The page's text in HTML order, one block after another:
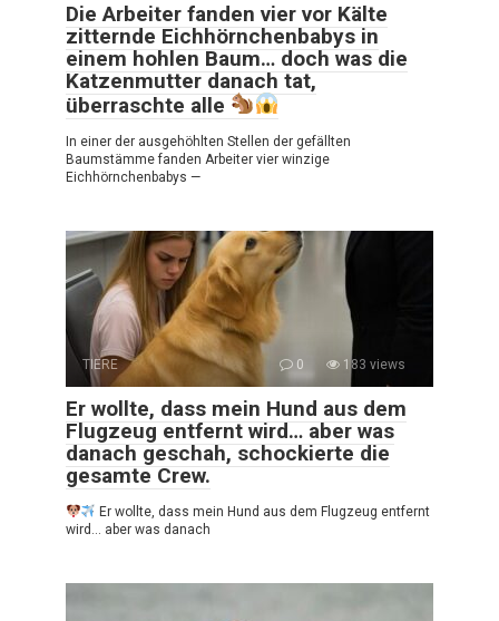
Die Arbeiter fanden vier vor Kälte
zitternde Eichhörnchenbabys in
einem hohlen Baum… doch was die
Katzenmutter danach tat,
überraschte alle
In einer der ausgehöhlten Stellen der gefällten
Baumstämme fanden Arbeiter vier winzige
Eichhörnchenbabys —
TIERE 0 183 views
Er wollte, dass mein Hund aus dem
Flugzeug entfernt wird… aber was
danach geschah, schockierte die
gesamte Crew.
Er wollte, dass mein Hund aus dem Flugzeug entfernt
wird… aber was danach